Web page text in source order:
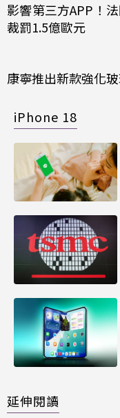
影響第三方APP！
裁罰1.5億歐元
康寧推出新款強化
iPhone 18
延伸閱讀